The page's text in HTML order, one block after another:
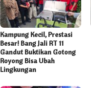
Kampung Kecil, Prestasi
Besar! Bang Jali RT 11
Gandut Buktikan Gotong
Royong Bisa Ubah
Lingkungan